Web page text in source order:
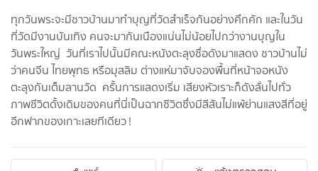
ทุกวันพระจะมีชาวบ้านมาทำบุญที่วัดสำเร็จกันอย่างคึกคัก และในวัน
ที่วัดมีงานบันเทิง คนจะมากันเนืองแน่นไม่น้อยไปกว่างานบุญใน
วันพระใหญ่ วันที่เราไปนั้นมีคณะหนังตะลุงชื่อดังมาแสดง ชาวบ้านไม่
ว่าคนจีน ไทยพุทธ หรือมุสลิม ต่างแห่มาจับจองพื้นที่หน้าจอหนัง
ตะลุงกันเต็มลานวัด ครั้นการแสดงเริ่ม เสียงหัวเราะก็ดังลั่นไปทั่ว
ภาพชีวิตดั้งเดิมของคนที่นี่เป็นฉากชีวิตซึ่งมีสีสันไม่แพ้ย่านแสงสีที่อยู่
อีกฟากของเกาะเลยทีเดียว !